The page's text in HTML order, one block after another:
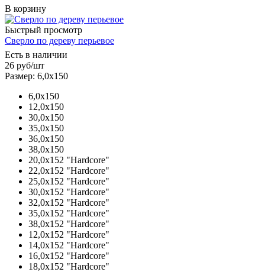
В корзину
Быстрый просмотр
Сверло по дереву перьевое
Есть в наличии
26 руб/шт
Размер: 6,0х150
6,0х150
12,0х150
30,0х150
35,0х150
36,0х150
38,0х150
20,0х152 "Hardcore"
22,0х152 "Hardcore"
25,0х152 "Hardcore"
30,0х152 "Hardcore"
32,0х152 "Hardcore"
35,0х152 "Hardcore"
38,0х152 "Hardcore"
12,0х152 "Hardcore"
14,0х152 "Hardcore"
16,0х152 "Hardcore"
18,0х152 "Hardcore"